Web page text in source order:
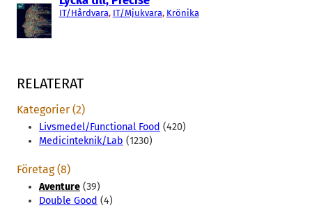
IT/Hårdvara, IT/Mjukvara, Krönika
RELATERAT
Kategorier (2)
Livsmedel/Functional Food (420)
Medicinteknik/Lab (1230)
Företag (8)
Aventure (39)
Double Good (4)